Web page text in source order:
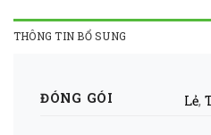
THÔNG TIN BỔ SUNG
ĐÓNG GÓI Lẻ,